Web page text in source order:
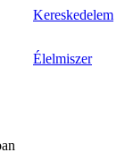
Kereskedelem
Élelmiszer